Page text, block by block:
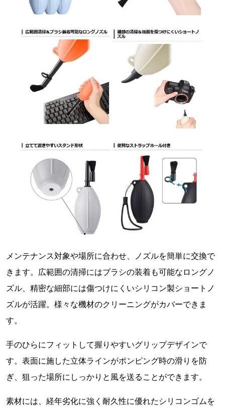
メンテナンス対象や場所に合わせ、ノズルを簡単に交換で
きます。広範囲の清掃にはブラシの装着も可能なロングノ
ズル、精密な細部には傷つけにくいシリコン製ショートノ
ズルが活躍。様々な機材のクリーニングがカバーできま
す。
手のひらにフィットして握りやすいグリップデザインで
す。表面に施した立体ラインがポンピング時の滑りを防
ぎ、狙った場所にしっかりと風を送ることができます。
素材には、経年劣化に強く耐久性に優れたシリコンゴムを